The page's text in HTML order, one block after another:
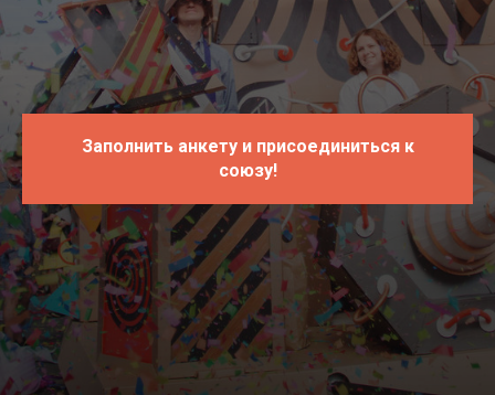
Заполнить анкету и присоединиться к
союзу!